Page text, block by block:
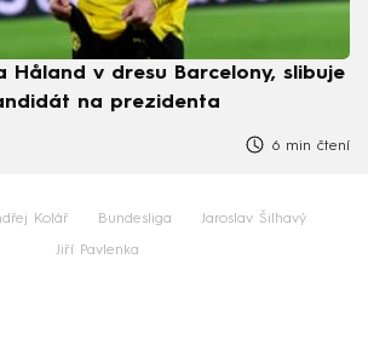
Håland v dresu Barcelony, slibuje
na prezidenta
6 min čtení
Kolář Bundesliga Jaroslav Šilhavý
Jiří Pavlenka